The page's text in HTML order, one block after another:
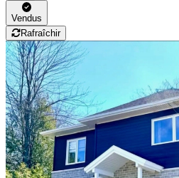
Vendus
Rafraîchir